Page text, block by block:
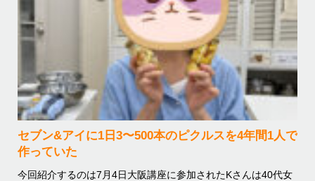
セブン&アイに1日3〜500本のピクルスを4年間1人で
作っていた
今回紹介するのは7月4日大阪講座に参加されたKさんは40代女